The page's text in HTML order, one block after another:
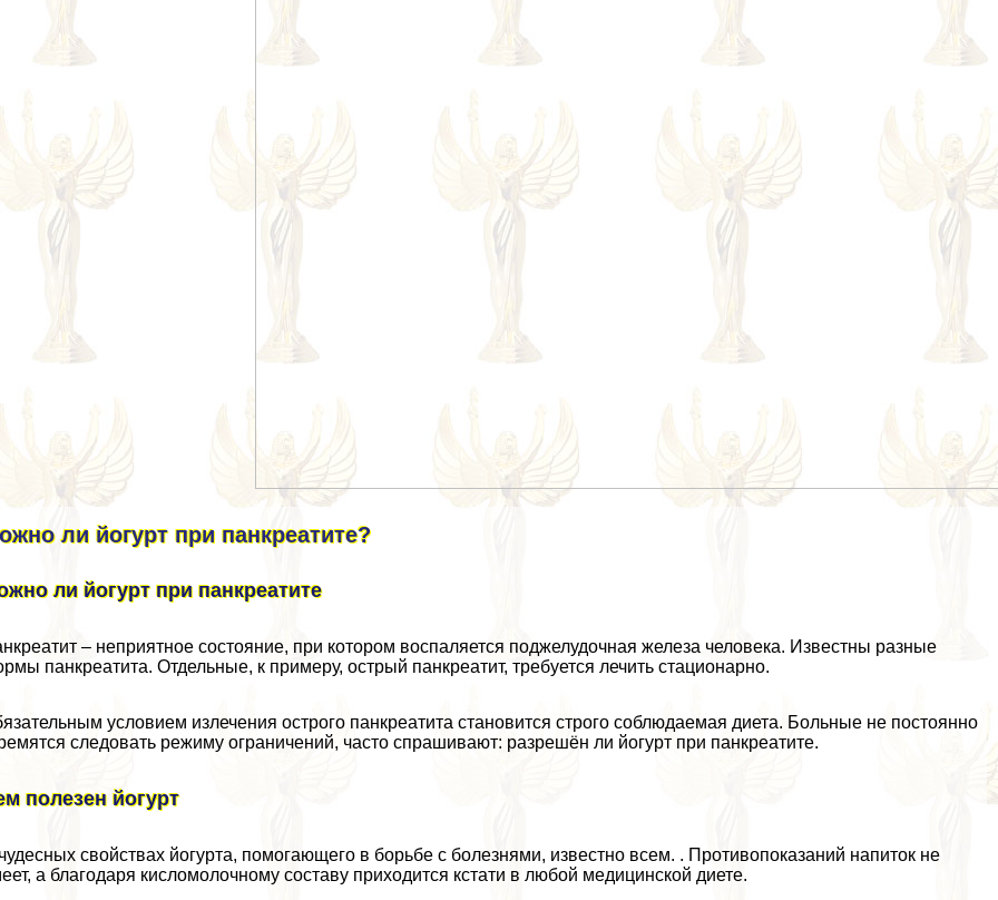
ли йогурт при панкреатите?
ли йогурт при панкреатите
– неприятное состояние, при котором воспаляется поджелудочная железа человека. Известны разные
панкреатита. Отдельные, к примеру, острый панкреатит, требуется лечить стационарно.
условием излечения острого панкреатита становится строго соблюдаемая диета. Больные не постоянно
следовать режиму ограничений, часто спрашивают: разрешён ли йогурт при панкреатите.
полезен йогурт
свойствах йогурта, помогающего в борьбе с болезнями, известно всем. . Противопоказаний напиток не
а благодаря кисломолочному составу приходится кстати в любой медицинской диете.